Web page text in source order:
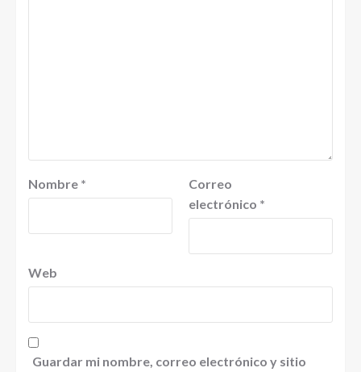
Nombre *
Correo
electrónico *
Web
Guardar mi nombre, correo electrónico y sitio